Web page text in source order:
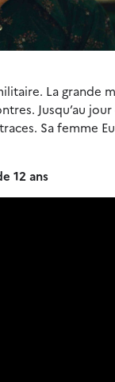
La grande
Jusqu’au
Sa femme
12 ans